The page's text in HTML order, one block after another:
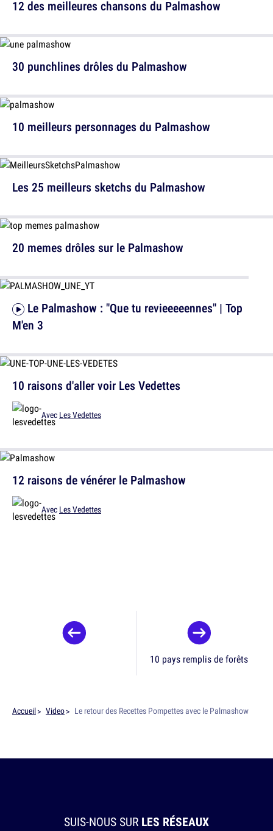
12 des meilleures chansons du Palmashow
Les 25 meilleurs sketchs du Palmashow
M'en 3
30 punchlines drôles du Palmashow
10 meilleurs personnages du Palmashow
20 memes drôles sur le Palmashow
10 raisons d'aller voir Les Vedettes
Avec Les Vedettes
12 raisons de vénérer le Palmashow
Avec Les Vedettes
10 pays remplis de forêts
Accueil Video Le retour des Recettes Pompettes avec le Palmashow
SUIS-NOUS SUR LES RÉSEAUX